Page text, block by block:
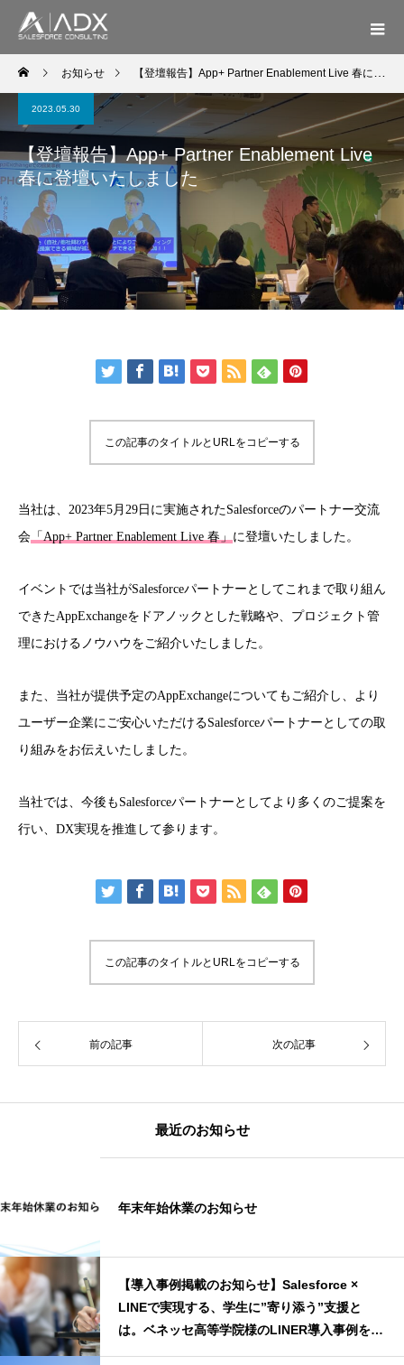
お知らせ 【登壇報告】App+ Partner Enablement Live 春に登壇いたしました
2023.05.30
【登壇報告】App+ Partner Enablement Live
春に登壇いたしました
この記事のタイトルとURLをコピーする
当社は、2023年5月29日に実施されたSalesforceのパートナー交流
会「App+ Partner Enablement Live 春」に登壇いたしました。
イベントでは当社がSalesforceパートナーとしてこれまで取り組ん
できたAppExchangeをドアノックとした戦略や、プロジェクト管
理におけるノウハウをご紹介いたしました。
また、当社が提供予定のAppExchangeについてもご紹介し、より
ユーザー企業にご安心いただけるSalesforceパートナーとしての取
り組みをお伝えいたしました。
当社では、今後もSalesforceパートナーとしてより多くのご提案を
行い、DX実現を推進して参ります。
この記事のタイトルとURLをコピーする
前の記事 次の記事
最近のお知らせ
年末年始休業のお知らせ
【導入事例掲載のお知らせ】Salesforce ×
LINEで実現する、学生に”寄り添う”支援と
は。ベネッセ高等学院様のLINER導入事例を公